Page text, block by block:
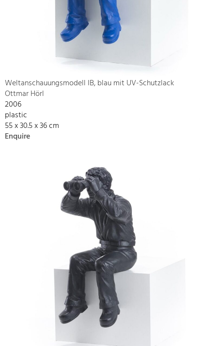
Weltanschauungsmodell IB, blau mit UV-Schutzlack
Ottmar Hörl
2006
plastic
55 x 30.5 x 36 cm
Enquire